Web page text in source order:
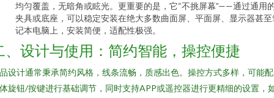
均匀覆盖，无暗角或眩光。更重要的是，它“不挑屏幕”——通过通用
夹具或底座，可以稳定安装在绝大多数曲面屏、平面屏、显示器甚至
记本电脑上，安装简便，适配性极强。
、设计与使用：简约智能，操控便捷
设计通常秉承简约风格，线条流畅，质感出色。操控方式多样，可能
旋钮/按键进行基础调节，同时支持APP或遥控器进行更精细的设置，